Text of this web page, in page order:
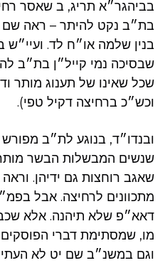
בביהגר״א תריג, ב שאסר
בת״ב נקט להיתר – ראה שם
בנין שלמה או״ח לד. ועיי״ש
שבסיכה נמי קייל״ן בת״ב
שכל שאינו של תענוג מותר
וכש״כ ברחיצה דקיל טפי).
ובנדו״ד, בנוגע לת״ב
שנשים המבשלות הבשר
שאגב רוחצות גם ידיהן.
מתכוונים לרחיצה. אבל
דאא״פ שלא תיהנה. אלא
מו, שמסתימת דברי
וגם במשנ״ב שם יט לא